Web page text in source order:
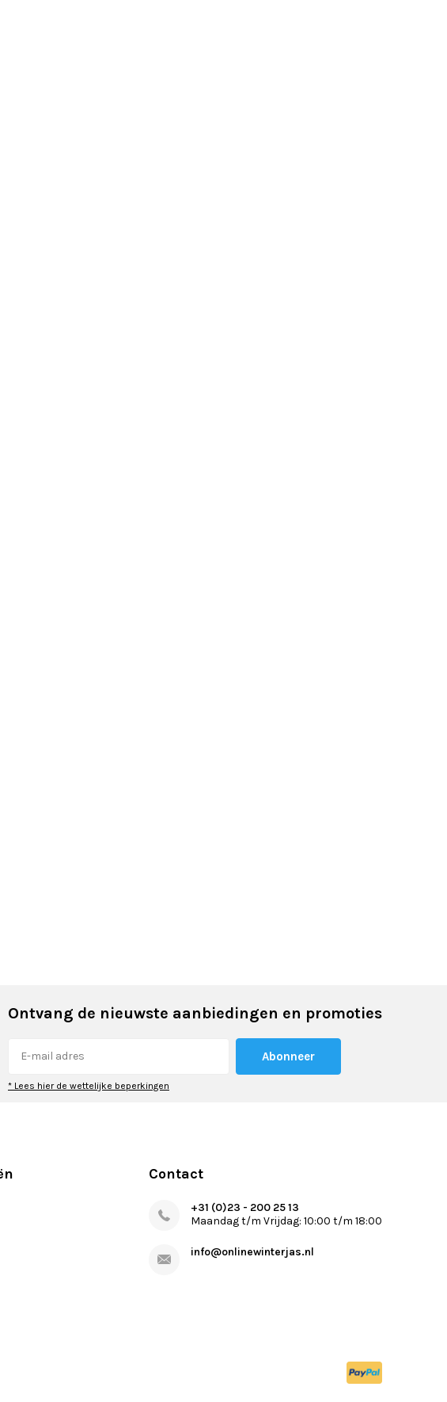
Ontvang de nieuwste aanbiedingen en promoties
Abonneer
* Lees hier de wettelijke beperkingen
Contact
+31 (0)23 - 200 25 13
Maandag t/m Vrijdag: 10:00 t/m 18:00
info@onlinewinterjas.nl